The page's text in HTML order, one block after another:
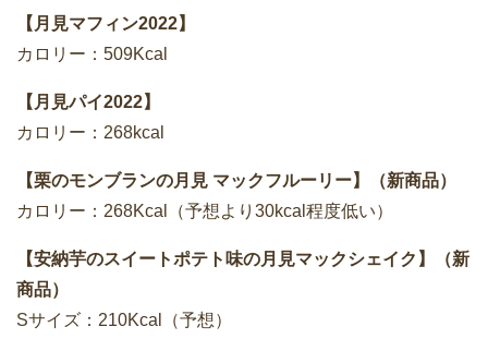
【月見マフィン2022】
カロリー：509Kcal
【月見パイ2022】
カロリー：268kcal
【栗のモンブランの月見 マックフルーリー】（新商品）
カロリー：268Kcal（予想より30kcal程度低い）
【安納芋のスイートポテト味の月見マックシェイク】（新
商品）
Sサイズ：210Kcal（予想）